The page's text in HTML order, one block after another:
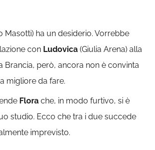
Masotti) ha un desiderio. Vorrebbe
con Ludovica (Giulia Arena) alla
Brancia, però, ancora non è convinta
migliore da fare.
Flora che, in modo furtivo, si è
studio. Ecco che tra i due succede
imprevisto.